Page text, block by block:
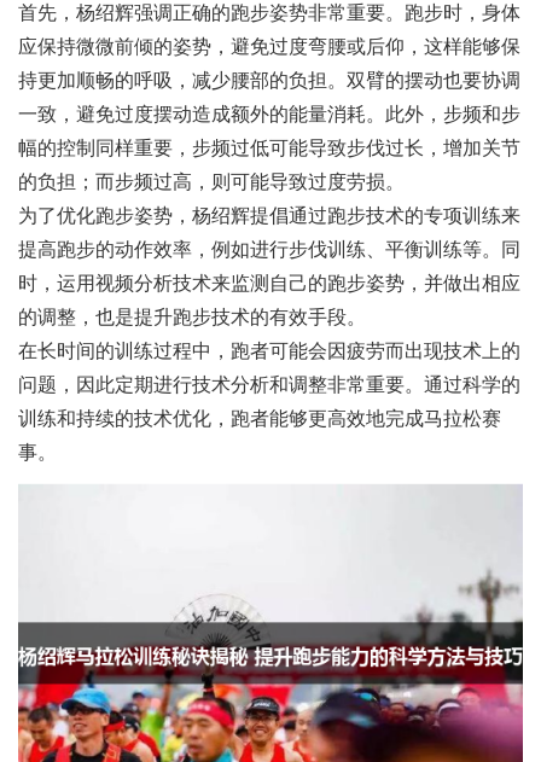
首先，杨绍辉强调正确的跑步姿势非常重要。跑步时，身体
应保持微微前倾的姿势，避免过度弯腰或后仰，这样能够保
持更加顺畅的呼吸，减少腰部的负担。双臂的摆动也要协调
一致，避免过度摆动造成额外的能量消耗。此外，步频和步
幅的控制同样重要，步频过低可能导致步伐过长，增加关节
的负担；而步频过高，则可能导致过度劳损。
为了优化跑步姿势，杨绍辉提倡通过跑步技术的专项训练来
提高跑步的动作效率，例如进行步伐训练、平衡训练等。同
时，运用视频分析技术来监测自己的跑步姿势，并做出相应
的调整，也是提升跑步技术的有效手段。
在长时间的训练过程中，跑者可能会因疲劳而出现技术上的
问题，因此定期进行技术分析和调整非常重要。通过科学的
训练和持续的技术优化，跑者能够更高效地完成马拉松赛
事。